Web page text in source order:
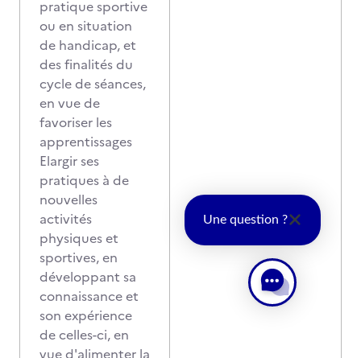
pratique sportive
ou en situation
de handicap, et
des finalités du
cycle de séances,
en vue de
favoriser les
apprentissages
Elargir ses
pratiques à de
nouvelles
activités
physiques et
sportives, en
développant sa
connaissance et
son expérience
de celles-ci, en
vue d'alimenter la
Une question ?